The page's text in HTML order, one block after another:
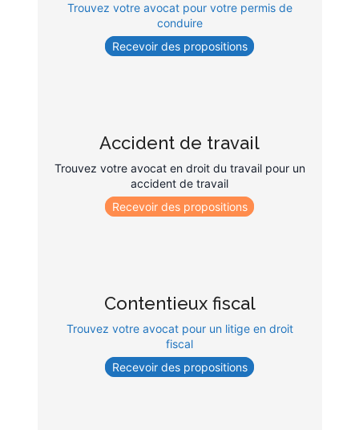
Trouvez votre avocat pour votre permis de
conduire
Recevoir des propositions
Accident de travail
Trouvez votre avocat en droit du travail pour un
accident de travail
Recevoir des propositions
Contentieux fiscal
Trouvez votre avocat pour un litige en droit
fiscal
Recevoir des propositions